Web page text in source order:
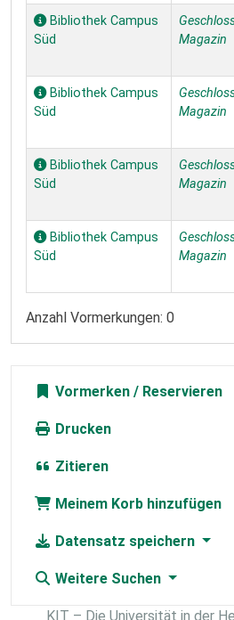
Bibliothek Campus
Süd
Magazin
Bibliothek Campus
Süd
Magazin
Bibliothek Campus
Süd
Magazin
Bibliothek Campus
Süd
Magazin
Anzahl Vormerkungen: 0
Vormerken
Drucken
Zitieren
Meinem Korb hinzufügen
Datensatz speichern
Weitere Suchen
KIT – Die Universität in der